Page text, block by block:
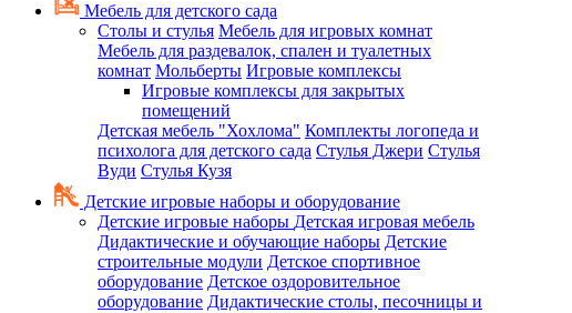
Мебель для детского сада
Столы и стулья Мебель для игровых комнат
Мебель для раздевалок, спален и туалетных
комнат Мольберты Игровые комплексы
Игровые комплексы для закрытых
помещений
Детская мебель "Хохлома" Комплекты логопеда и
психолога для детского сада Стулья Джери Стулья
Вуди Стулья Кузя
Детские игровые наборы и оборудование
Детские игровые наборы Детская игровая мебель
Дидактические и обучающие наборы Детские
строительные модули Детское спортивное
оборудование Детское оздоровительное
оборудование Дидактические столы, песочницы и